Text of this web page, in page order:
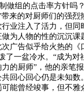
做组的点击率方针吗
带来的对厨师们的强烈
业注入了活力，但同
做为人物的性的沉沉课
次广告似乎给火热的《
了一盆冷水。“成为对
的厨师”，他的亲笔
回心回心仍是未知数
可能曾经竣事，但不雅